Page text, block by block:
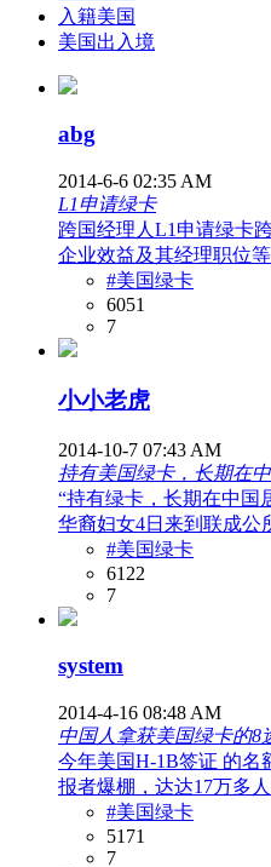
入籍美国
美国出入境
abg
2014-6-6 02:35 AM
L1申请绿卡
跨国经理人L1申请绿卡
企业效益及其经理职位
#美国绿卡
6051
7
小小老虎
2014-10-7 07:43 AM
持有美国绿卡，长期在
“持有绿卡，长期在中国
华裔妇女4日来到联成公
#美国绿卡
6122
7
system
2014-4-16 08:48 AM
中国人拿获美国绿卡的8
今年美国H-1B签证 的名
报者爆棚，达达17万多
#美国绿卡
5171
7